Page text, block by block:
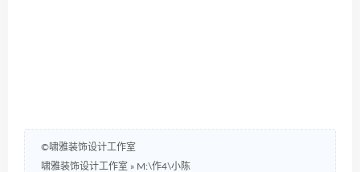
©啸雅装饰设计工作室
啸雅装饰设计工作室 » M:\作4\小陈